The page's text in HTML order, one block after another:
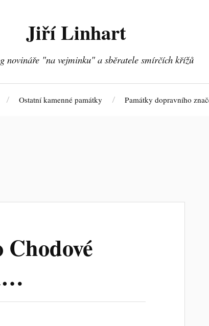
Jiří Linhart
novináře "na vejminku" a sběratele smírčích křížů
Ostatní kamenné památky Památky dopravního